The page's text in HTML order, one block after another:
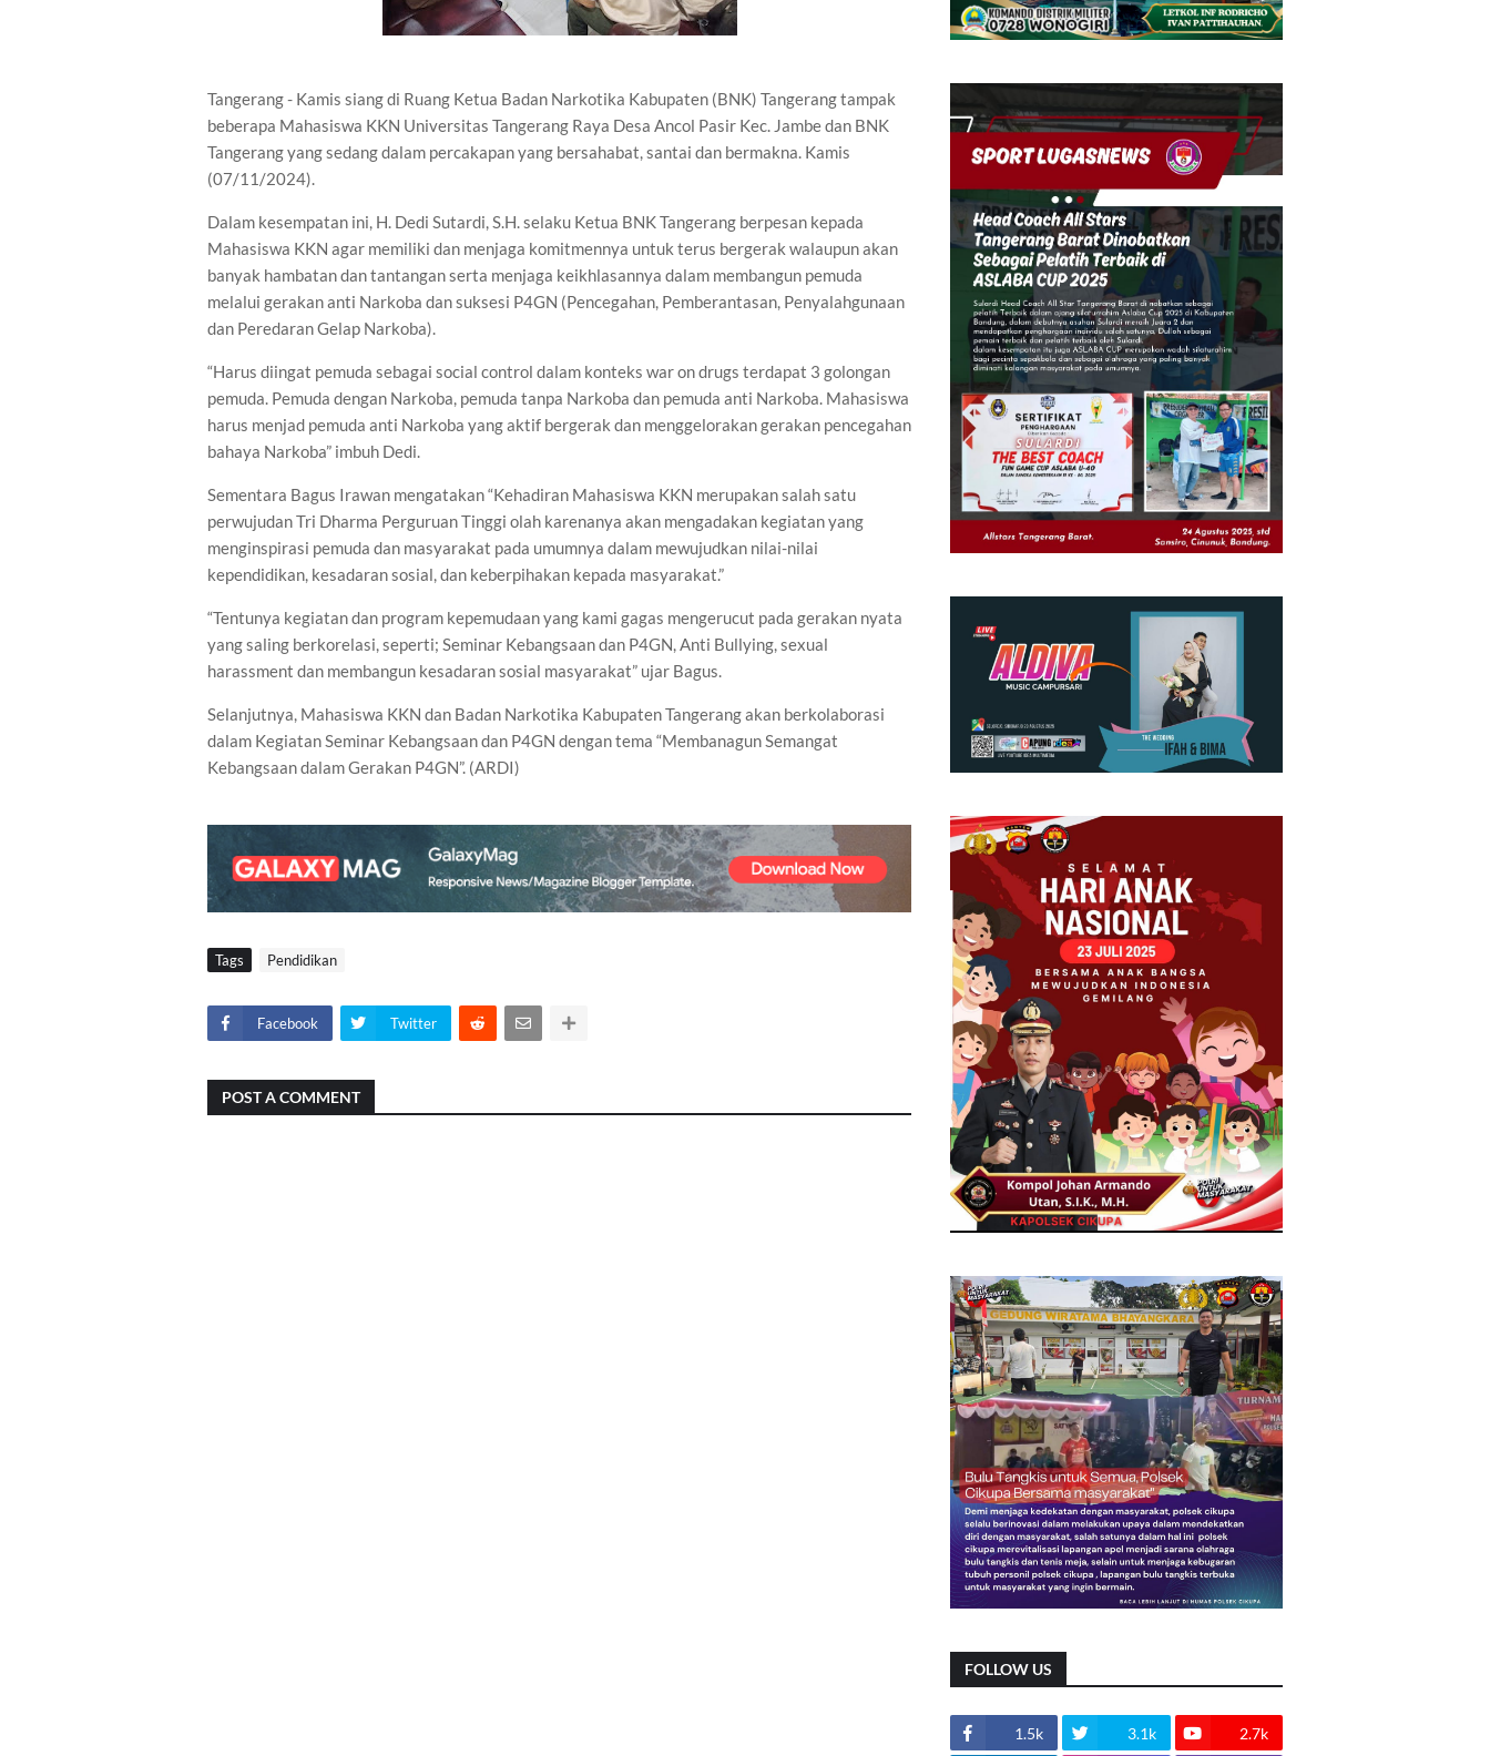
Tangerang - Kamis siang di Ruang Ketua Badan Narkotika Kabupaten (BNK) Tangerang tampak
beberapa Mahasiswa KKN Universitas Tangerang Raya Desa Ancol Pasir Kec. Jambe dan BNK
Tangerang yang sedang dalam percakapan yang bersahabat, santai dan bermakna. Kamis
(07/11/2024).
Dalam kesempatan ini, H. Dedi Sutardi, S.H. selaku Ketua BNK Tangerang berpesan kepada
Mahasiswa KKN agar memiliki dan menjaga komitmennya untuk terus bergerak walaupun akan
banyak hambatan dan tantangan serta menjaga keikhlasannya dalam membangun pemuda
melalui gerakan anti Narkoba dan suksesi P4GN (Pencegahan, Pemberantasan, Penyalahgunaan
dan Peredaran Gelap Narkoba).
“Harus diingat pemuda sebagai social control dalam konteks war on drugs terdapat 3 golongan
pemuda. Pemuda dengan Narkoba, pemuda tanpa Narkoba dan pemuda anti Narkoba. Mahasiswa
harus menjad pemuda anti Narkoba yang aktif bergerak dan menggelorakan gerakan pencegahan
bahaya Narkoba” imbuh Dedi.
Sementara Bagus Irawan mengatakan “Kehadiran Mahasiswa KKN merupakan salah satu
perwujudan Tri Dharma Perguruan Tinggi olah karenanya akan mengadakan kegiatan yang
menginspirasi pemuda dan masyarakat pada umumnya dalam mewujudkan nilai-nilai
kependidikan, kesadaran sosial, dan keberpihakan kepada masyarakat.”
“Tentunya kegiatan dan program kepemudaan yang kami gagas mengerucut pada gerakan nyata
yang saling berkorelasi, seperti; Seminar Kebangsaan dan P4GN, Anti Bullying, sexual
harassment dan membangun kesadaran sosial masyarakat” ujar Bagus.
Selanjutnya, Mahasiswa KKN dan Badan Narkotika Kabupaten Tangerang akan berkolaborasi
dalam Kegiatan Seminar Kebangsaan dan P4GN dengan tema “Membanagun Semangat
Kebangsaan dalam Gerakan P4GN”. (ARDI)
Tags Pendidikan
Facebook Twitter
POST A COMMENT
FOLLOW US
1.5k 3.1k 2.7k